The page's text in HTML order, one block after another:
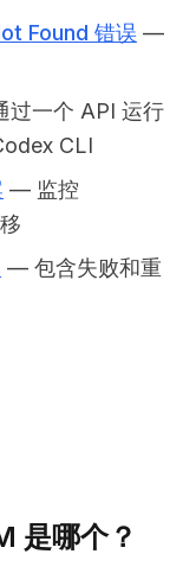
Found 错误 —
一个 API 运行
CLI
— 监控
— 包含失败和重
是哪个？